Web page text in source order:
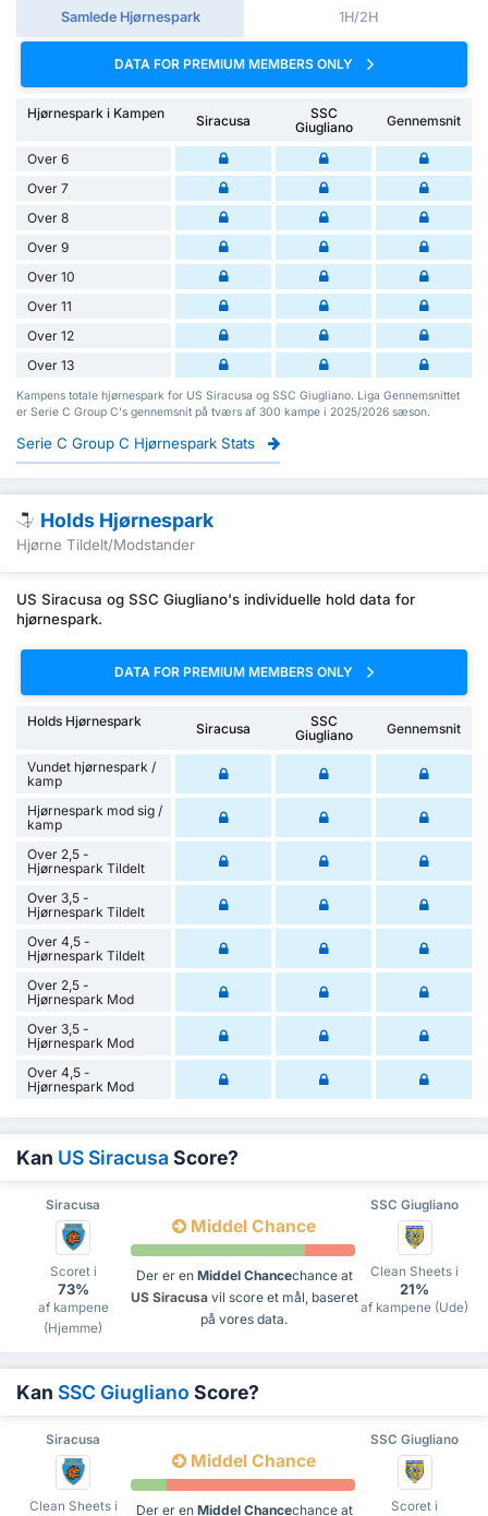
Samlede Hjørnespark 1H/2H
DATA FOR PREMIUM MEMBERS ONLY
Hjørnespark i Kampen Siracusa
SSC
Giugliano
Gennemsnit
Over 6
Over 7
Over 8
Over 9
Over 10
Over 11
Over 12
Over 13
Kampens totale hjørnespark for US Siracusa og SSC Giugliano. Liga Gennemsnittet
er Serie C Group C's gennemsnit på tværs af 300 kampe i 2025/2026 sæson.
Serie C Group C Hjørnespark Stats
Holds Hjørnespark
Hjørne Tildelt/Modstander
US Siracusa og SSC Giugliano's individuelle hold data for
hjørnespark.
DATA FOR PREMIUM MEMBERS ONLY
Holds Hjørnespark Siracusa
SSC
Giugliano
Gennemsnit
Vundet hjørnespark /
kamp
Hjørnespark mod sig /
kamp
Over 2,5 -
Hjørnespark Tildelt
Over 3,5 -
Hjørnespark Tildelt
Over 4,5 -
Hjørnespark Tildelt
Over 2,5 -
Hjørnespark Mod
Over 3,5 -
Hjørnespark Mod
Over 4,5 -
Hjørnespark Mod
Kan US Siracusa Score?
Siracusa SSC Giugliano
Scoret i
73%
af kampene
(Hjemme)
Middel Chance
Der er en Middel Chancechance at
US Siracusavil score et mål, baseret
på vores data.
Clean Sheets i
21%
af kampene (Ude)
Kan SSC Giugliano Score?
Siracusa SSC Giugliano
Clean Sheets i
Middel Chance
Der er en Middel Chancechance at Scoret i